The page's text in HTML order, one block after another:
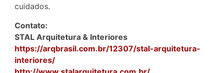
cuidados.
Contato:
STAL Arquitetura & Interiores
https://arqbrasil.com.br/12307/stal-arquitetura-
interiores/